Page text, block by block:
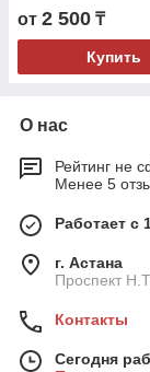
от 2 500 ₸
Купить
О нас
Рейтинг не
Менее 5
Работает с
г. Астана
Проспект
Контакты
Сегодня